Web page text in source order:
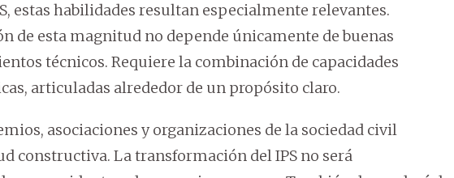
estas habilidades resultan especialmente relevantes.
de esta magnitud no depende únicamente de buenas
técnicos. Requiere la combinación de capacidades
articuladas alrededor de un propósito claro.
asociaciones y organizaciones de la sociedad civil
constructiva. La transformación del IPS no será